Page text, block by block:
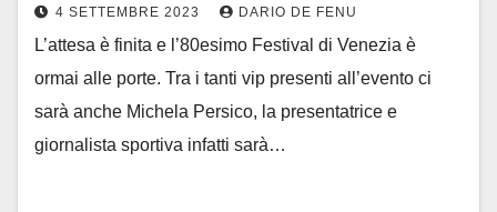
4 SETTEMBRE 2023 DARIO DE FENU
L’attesa è finita e l’80esimo Festival di Venezia è
ormai alle porte. Tra i tanti vip presenti all’evento ci
sarà anche Michela Persico, la presentatrice e
giornalista sportiva infatti sarà…